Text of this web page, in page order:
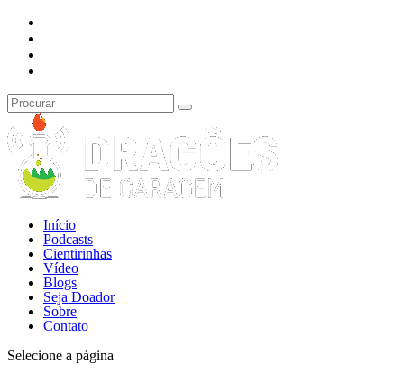
Início
Podcasts
Cientirinhas
Vídeo
Blogs
Seja Doador
Sobre
Contato
Selecione a página